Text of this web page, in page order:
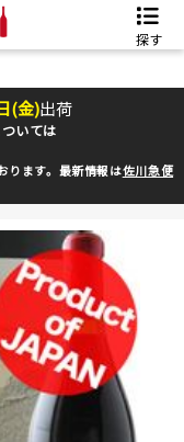
探す
(金)出荷
いては
ります。最新情報は佐川急便